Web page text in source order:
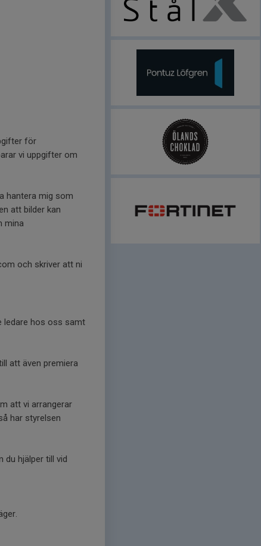
för
vi uppgifter om
hantera mig som
att bilder kan
mina
och skriver att ni
ledare hos oss samt
att även premiera
att vi arrangerar
har styrelsen
du hjälper till vid